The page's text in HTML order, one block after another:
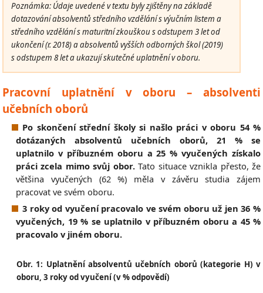
Poznámka: Údaje uvedené v textu byly zjištěny na základě
dotazování absolventů středního vzdělání s výučním listem a
středního vzdělání s maturitní zkouškou s odstupem 3 let od
ukončení (r. 2018) a absolventů vyšších odborných škol (2019)
s odstupem 8 let a ukazují skutečné uplatnění v oboru.
Pracovní uplatnění v oboru – absolventi
učebních oborů
Po skončení střední školy si našlo práci v oboru 54 %
dotázaných absolventů učebních oborů, 21 % se
uplatnilo v příbuzném oboru a 25 % vyučených získalo
práci zcela mimo svůj obor.Tato situace vznikla přesto, že
většina vyučených (62 %) měla v závěru studia zájem
pracovat ve svém oboru.
3 roky od vyučení pracovalo ve svém oboru už jen 36 %
vyučených, 19 % se uplatnilo v příbuzném oboru a 45 %
pracovalo v jiném oboru.
Obr. 1: Uplatnění absolventů učebních oborů (kategorie H) v
oboru, 3 roky od vyučení (v % odpovědí)